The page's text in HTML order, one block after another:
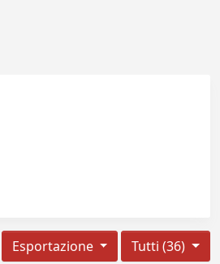
Tutti (36)
Esportazione